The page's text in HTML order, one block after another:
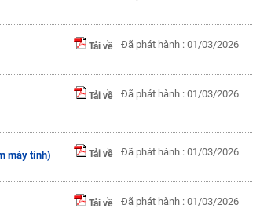
Tải về Đã phát hành : 01/03/2026
Tải về Đã phát hành : 01/03/2026
máy tính) Tải về Đã phát hành : 01/03/2026
Tải về Đã phát hành : 01/03/2026